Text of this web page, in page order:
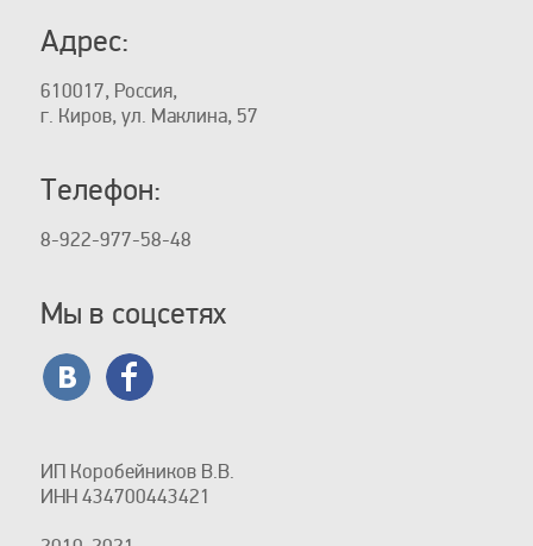
Адрес:
610017, Россия,
г. Киров, ул. Маклина, 57
Телефон:
8-922-977-58-48
Мы в соцсетях
ИП Коробейников В.В.
ИНН 434700443421